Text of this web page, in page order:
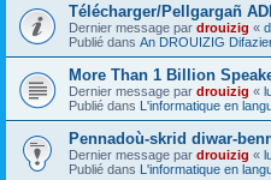
Télécharger/Pellgargañ
Dernier message par drouizig «
Publié dans An DROUIZIG
More Than 1 Billion
Dernier message par drouizig «
Publié dans L'informatique en
Pennadoù-skrid diwar-
Dernier message par drouizig «
Publié dans L'informatique en